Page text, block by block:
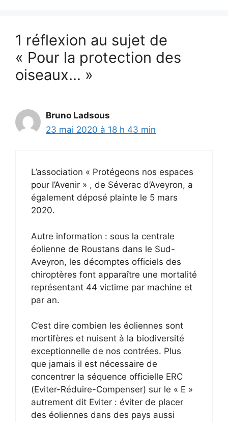
1 réflexion au sujet de
« Pour la protection des
oiseaux… »
Bruno Ladsous
23 mai 2020 à 18 h 43 min
L’association « Protégeons nos espaces
pour l’Avenir » , de Séverac d’Aveyron, a
également déposé plainte le 5 mars
2020.
Autre information : sous la centrale
éolienne de Roustans dans le Sud-
Aveyron, les décomptes officiels des
chiroptères font apparaître une mortalité
représentant 44 victime par machine et
par an.
C’est dire combien les éoliennes sont
mortifères et nuisent à la biodiversité
exceptionnelle de nos contrées. Plus
que jamais il est nécessaire de
concentrer la séquence officielle ERC
(Eviter-Réduire-Compenser) sur le « E »
autrement dit Eviter : éviter de placer
des éoliennes dans des pays aussi